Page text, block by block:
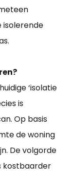
‘isolatie
is
Op basis
de woning
De volgorde
kostbaarder